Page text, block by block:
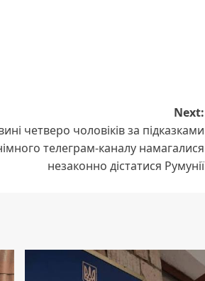
Next:
четверо чоловіків за підказками
телеграм-каналу намагалися
незаконно дістатися Румунії